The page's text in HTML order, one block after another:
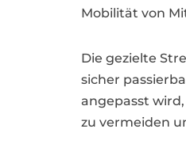
Mobilität von
Die gezielte
sicher
angepasst
zu vermeiden